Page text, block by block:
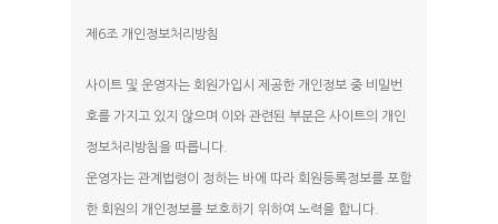
제6조 개인정보처리방침
사이트 및 운영자는 회원가입시 제공한 개인정보 중 비밀번
호를 가지고 있지 않으며 이와 관련된 부분은 사이트의 개인
정보처리방침을 따릅니다.
운영자는 관계법령이 정하는 바에 따라 회원등록정보를 포함
한 회원의 개인정보를 보호하기 위하여 노력을 합니다.